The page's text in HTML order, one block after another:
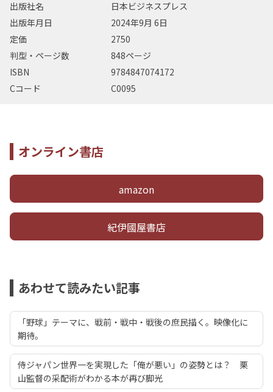
出版社名
日本ビジネスプレス
出版年月日
2024年9月 6日
定価
2750
判型・ページ数
848ページ
ISBN
9784847074172
Cコード
C0095
オンライン書店
amazon
紀伊國屋書店
あわせて読みたい記事
「野球」テーマに、戦前・戦中・戦後の庶民描く。映像化に
期待。
侍ジャパン世界一を実現した「俺が悪い」の姿勢とは？ 栗
山監督の采配術がわかる本が再び脚光